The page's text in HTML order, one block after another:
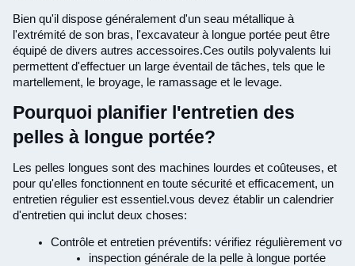
Bien qu'il dispose généralement d'un seau métallique à
l'extrémité de son bras, l'excavateur à longue portée peut être
équipé de divers autres accessoires.Ces outils polyvalents lui
permettent d'effectuer un large éventail de tâches, tels que le
martellement, le broyage, le ramassage et le levage.
Pourquoi planifier l'entretien des
pelles à longue portée?
Les pelles longues sont des machines lourdes et coûteuses, et
pour qu'elles fonctionnent en toute sécurité et efficacement, un
entretien régulier est essentiel.vous devez établir un calendrier
d'entretien qui inclut deux choses:
Contrôle et entretien préventifs: vérifiez régulièrement
inspection générale de la pelle à longue portée